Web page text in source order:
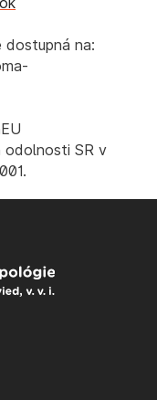
dostupná na:
SR v